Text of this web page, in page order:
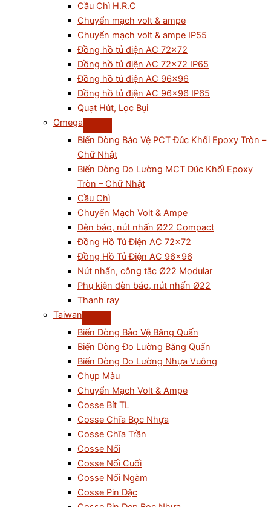
Cầu Chì H.R.C
Chuyển mạch volt & ampe
Chuyển mạch volt & ampe IP55
Đồng hồ tủ điện AC 72×72
Đồng hồ tủ điện AC 72×72 IP65
Đồng hồ tủ điện AC 96×96
Đồng hồ tủ điện AC 96×96 IP65
Quạt Hút, Lọc Bụi
Omega
Biến Dòng Bảo Vệ PCT Đúc Khối Epoxy Tròn –
Chữ Nhật
Biến Dòng Đo Lường MCT Đúc Khối Epoxy
Tròn – Chữ Nhật
Cầu Chì
Chuyển Mạch Volt & Ampe
Đèn báo, nút nhấn Ø22 Compact
Đồng Hồ Tủ Điện AC 72×72
Đồng Hồ Tủ Điện AC 96×96
Nút nhấn, công tắc Ø22 Modular
Phụ kiện đèn báo, nút nhấn Ø22
Thanh ray
Taiwan
Biến Dòng Bảo Vệ Băng Quấn
Biến Dòng Đo Lường Băng Quấn
Biến Dòng Đo Lường Nhựa Vuông
Chụp Màu
Chuyển Mạch Volt & Ampe
Cosse Bít TL
Cosse Chĩa Bọc Nhựa
Cosse Chĩa Trần
Cosse Nối
Cosse Nối Cuối
Cosse Nối Ngàm
Cosse Pin Đặc